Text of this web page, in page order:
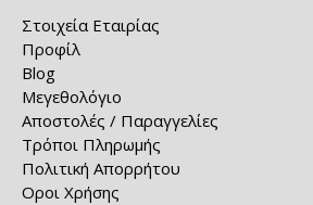
Στοιχεία Εταιρίας
Προφίλ
Blog
Μεγεθολόγιο
Αποστολές / Παραγγελίες
Τρόποι Πληρωμής
Πολιτική Απορρήτου
Οροι Χρήσης